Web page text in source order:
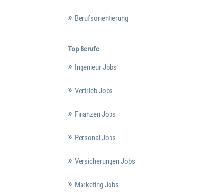
Berufsorientierung
Top Berufe
Ingenieur Jobs
Vertrieb Jobs
Finanzen Jobs
Personal Jobs
Versicherungen Jobs
Marketing Jobs